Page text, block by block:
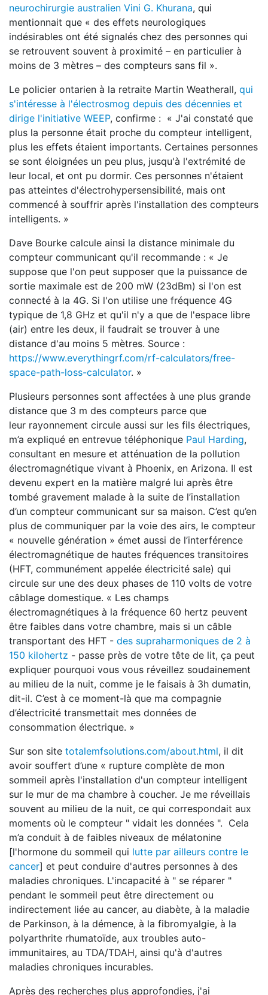
neurochirurgie australien Vini G. Khurana, qui
mentionnait que « des effets neurologiques
indésirables ont été signalés chez des personnes qui
se retrouvent souvent à proximité – en particulier à
moins de 3 mètres – des compteurs sans fil ».
Le policier ontarien à la retraite Martin Weatherall, qui
s'intéresse à l'électrosmog depuis des décennies et
dirige l'initiative WEEP, confirme : « J'ai constaté que
plus la personne était proche du compteur intelligent,
plus les effets étaient importants. Certaines personnes
se sont éloignées un peu plus, jusqu'à l'extrémité de
leur local, et ont pu dormir. Ces personnes n'étaient
pas atteintes d'électrohypersensibilité, mais ont
commencé à souffrir après l'installation des compteurs
intelligents. »
Dave Bourke calcule ainsi la distance minimale du
compteur communicant qu'il recommande : « Je
suppose que l'on peut supposer que la puissance de
sortie maximale est de 200 mW (23dBm) si l'on est
connecté à la 4G. Si l'on utilise une fréquence 4G
typique de 1,8 GHz et qu'il n'y a que de l'espace libre
(air) entre les deux, il faudrait se trouver à une
distance d'au moins 5 mètres. Source :
https://www.everythingrf.com/rf-calculators/free-
space-path-loss-calculator. »
Plusieurs personnes sont affectées à une plus grande
distance que 3 m des compteurs parce que
leur rayonnement circule aussi sur les fils électriques,
m’a expliqué en entrevue téléphonique Paul Harding,
consultant en mesure et atténuation de la pollution
électromagnétique vivant à Phoenix, en Arizona. Il est
devenu expert en la matière malgré lui après être
tombé gravement malade à la suite de l’installation
d’un compteur communicant sur sa maison. C’est qu’en
plus de communiquer par la voie des airs, le compteur
« nouvelle génération » émet aussi de l’interférence
électromagnétique de hautes fréquences transitoires
(HFT, communément appelée électricité sale) qui
circule sur une des deux phases de 110 volts de votre
câblage domestique. « Les champs
électromagnétiques à la fréquence 60 hertz peuvent
être faibles dans votre chambre, mais si un câble
transportant des HFT - des supraharmoniques de 2 à
150 kilohertz - passe près de votre tête de lit, ça peut
expliquer pourquoi vous vous réveillez soudainement
au milieu de la nuit, comme je le faisais à 3h dumatin,
dit-il. C’est à ce moment-là que ma compagnie
d’électricité transmettait mes données de
consommation électrique. »
Sur son site totalemfsolutions.com/about.html, il dit
avoir souffert d’une « rupture complète de mon
sommeil après l'installation d'un compteur intelligent
sur le mur de ma chambre à coucher. Je me réveillais
souvent au milieu de la nuit, ce qui correspondait aux
moments où le compteur " vidait les données ". Cela
m’a conduit à de faibles niveaux de mélatonine
[l'hormone du sommeil qui lutte par ailleurs contre le
cancer] et peut conduire d'autres personnes à des
maladies chroniques. L'incapacité à " se réparer "
pendant le sommeil peut être directement ou
indirectement liée au cancer, au diabète, à la maladie
de Parkinson, à la démence, à la fibromyalgie, à la
polyarthrite rhumatoïde, aux troubles auto-
immunitaires, au TDA/TDAH, ainsi qu'à d'autres
maladies chroniques incurables.
Après des recherches plus approfondies, j'ai